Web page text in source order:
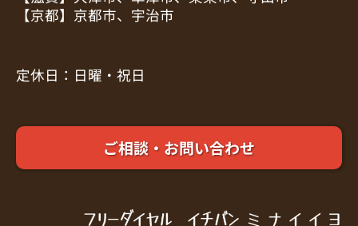
【京都】京都市、宇治市
定休日：日曜・祝日
ご相談・お問い合わせ